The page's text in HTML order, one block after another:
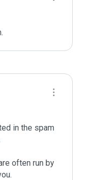
in the spam
often run by